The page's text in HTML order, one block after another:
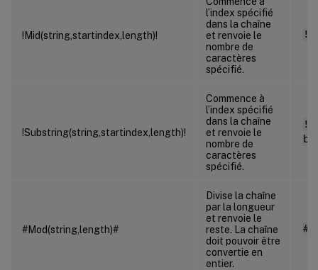
!Mid(string,startindex,length)!
l’index spécifié
dans la chaîne
et renvoie le
nombre de
caractères
spécifié.
!Substring(string,startindex,length)!
Commence à
l’index spécifié
dans la chaîne
et renvoie le
nombre de
caractères
spécifié.
bc
#Mod(string,length)#
Divise la chaîne
par la longueur
et renvoie le
reste. La chaîne
doit pouvoir être
convertie en
entier.